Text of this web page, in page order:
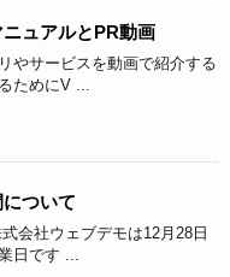
ュアルとPR動画
やサービスを動画で紹介する
ためにV ...
ついて
会社ウェブデモは12月28日
日です ...